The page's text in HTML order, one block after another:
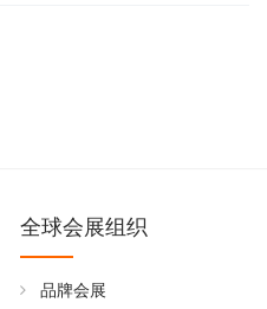
全球会展组织
品牌会展